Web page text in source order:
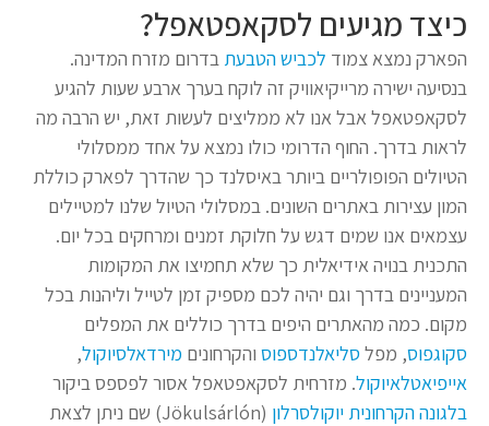
כיצד מגיעים לסקאפטאפל?
הפארק נמצא צמוד לכביש הטבעתבדרום מזרח המדינה.
בנסיעה ישירה מרייקיאוויק זה לוקח בערך ארבע שעות להגיע
לסקאפטאפל אבל אנו לא ממליצים לעשות זאת, יש הרבה מה
לראות בדרך. החוף הדרומי כולו נמצא על אחד ממסלולי
הטיולים הפופולריים ביותר באיסלנד כך שהדרך לפארק כוללת
המון עצירות באתרים השונים. במסלולי הטיול שלנו למטיילים
עצמאים אנו שמים דגש על חלוקת זמנים ומרחקים בכל יום.
התכנית בנויה אידיאלית כך שלא תחמיצו את המקומות
המעניינים בדרך וגם יהיה לכם מספיק זמן לטייל וליהנות בכל
מקום. כמה מהאתרים היפים בדרך כוללים את המפלים
סקוגפוס, מפלסליאלנדספוסוהקרחונים מירדאלסיוקול,
אייפיאטלאיוקול. מזרחית לסקאפטאפל אסור לפספס ביקור
בלגונה הקרחונית יוקולסרלון
(Jökulsárlón) שם ניתן לצאת